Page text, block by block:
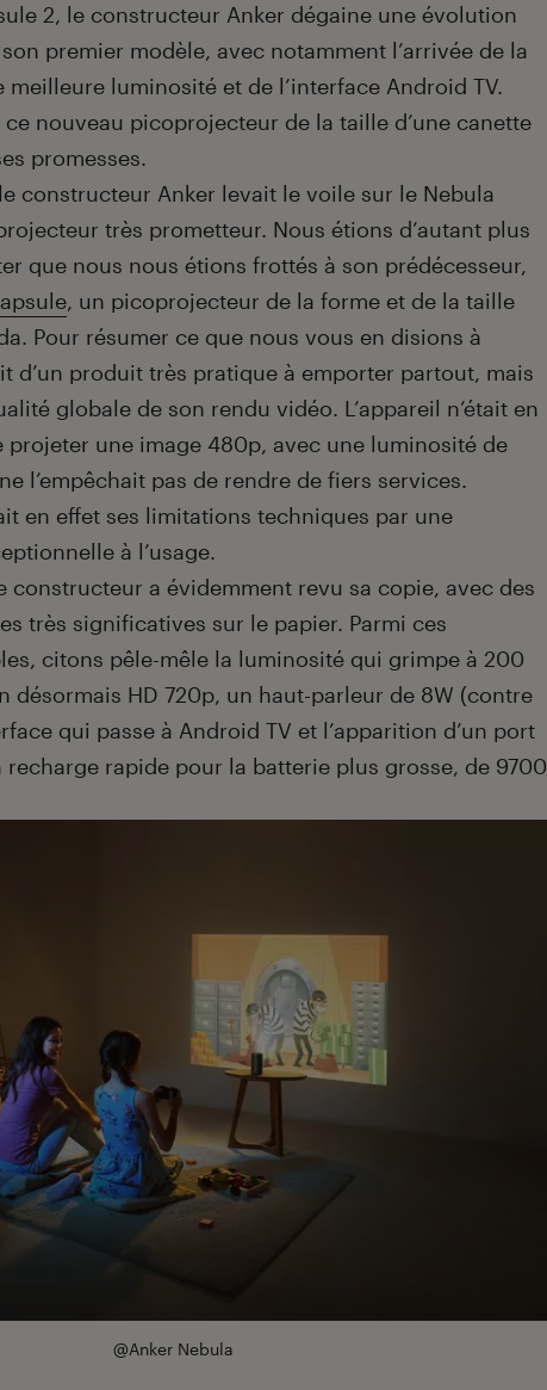
2, le constructeur Anker dégaine une évolution
premier modèle, avec notamment l’arrivée de la
meilleure luminosité et de l’interface Android TV.
nouveau picoprojecteur de la taille d’une canette
promesses.
constructeur Anker levait le voile sur le Nebula
très prometteur. Nous étions d’autant plus
que nous nous étions frottés à son prédécesseur,
, un picoprojecteur de la forme et de la taille
Pour résumer ce que nous vous en disions à
d’un produit très pratique à emporter partout, mais
globale de son rendu vidéo. L’appareil n’était en
projeter une image 480p, avec une luminosité de
l’empêchait pas de rendre de fiers services.
en effet ses limitations techniques par une
à l’usage.
constructeur a évidemment revu sa copie, avec des
très significatives sur le papier. Parmi ces
citons pêle-mêle la luminosité qui grimpe à 200
désormais HD 720p, un haut-parleur de 8W (contre
qui passe à Android TV et l’apparition d’un port
recharge rapide pour la batterie plus grosse, de 9700
@Anker Nebula